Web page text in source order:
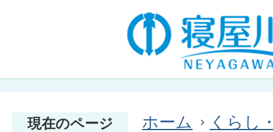
現在のページ ホーム くらし